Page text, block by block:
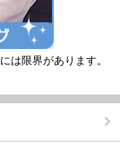
は限界があります。